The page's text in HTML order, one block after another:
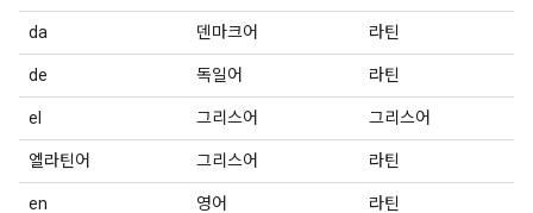
da 덴마크어 라틴
de 독일어 라틴
el 그리스어 그리스어
엘라틴어 그리스어 라틴
en 영어 라틴